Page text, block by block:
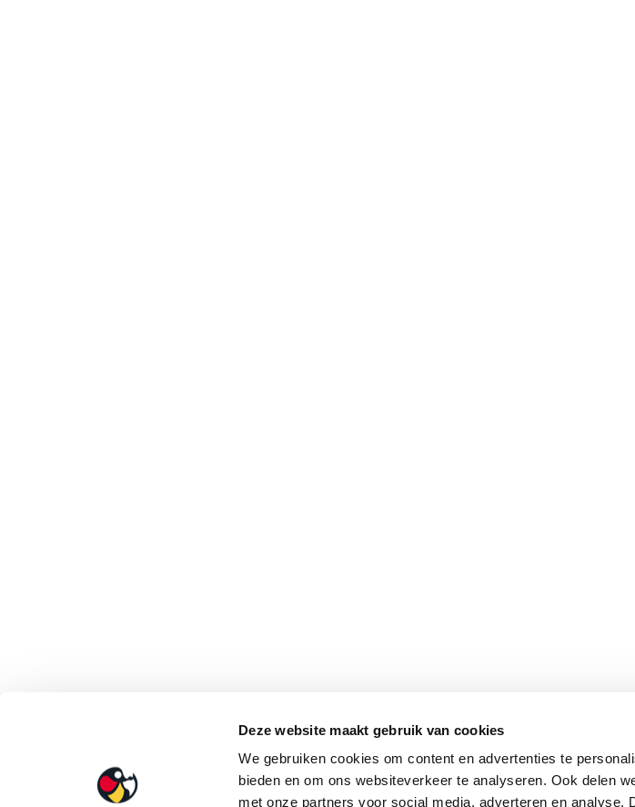
Deze website maakt gebruik van cookies
We gebruiken cookies om content en advertenties te
bieden en om ons websiteverkeer te analyseren. Ook delen
met onze partners voor social media, adverteren en analyse.